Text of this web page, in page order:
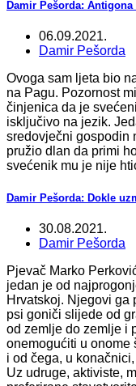
Damir Pešorda:
06.09.2021.
Damir Pešorda
Ovoga sam ljeta bio
na Pagu. Pozornost
činjenica da je
isključivo na jezik.
sredovječni gospodin
pružio dlan da primi
svećenik mu je nije
Damir Pešorda: Dokle
30.08.2021.
Damir Pešorda
Pjevač Marko
jedan je od
Hrvatskoj. Njegovi ga
psi goniči slijede od
od zemlje do zemlje i
onemogućiti u onome
i od čega, u
Uz udruge, aktiviste,